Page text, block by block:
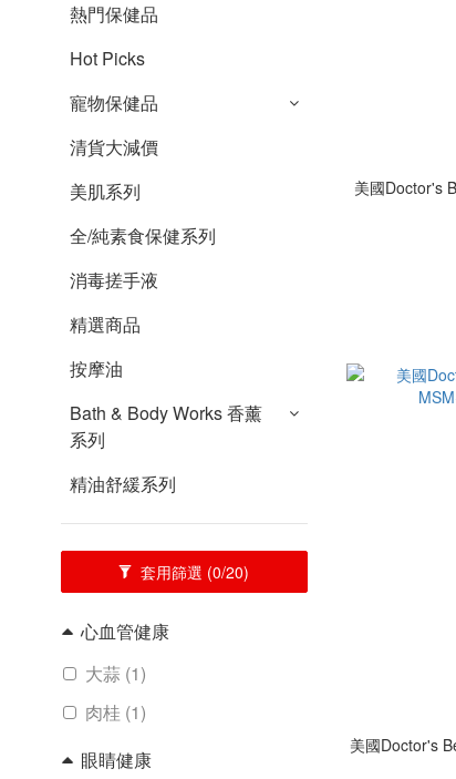
熱門保健品
Hot Picks
寵物保健品
清貨大減價
美肌系列
全/純素食保健系列
消毒搓手液
精選商品
按摩油
Bath & Body Works 香薰
系列
精油舒緩系列
套用篩選 (0/20)
心血管健康
大蒜 (1)
肉桂 (1)
眼睛健康
美國Doctor's
美國Doctor's